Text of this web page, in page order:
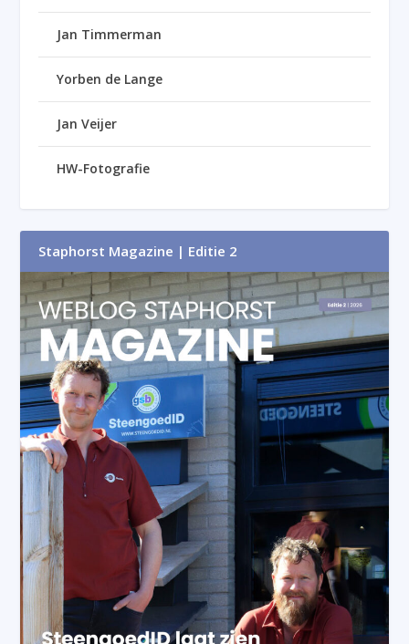
Jan Timmerman
Yorben de Lange
Jan Veijer
HW-Fotografie
Staphorst Magazine | Editie 2